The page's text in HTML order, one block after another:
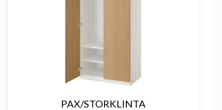
PAX/STORKLINTA